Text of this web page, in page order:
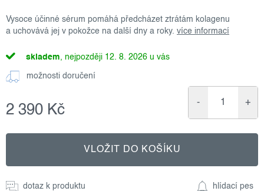
Vysoce účinné sérum pomáhá předcházet ztrátám kolagenu
a uchovává jej v pokožce na další dny a roky. více informací
skladem 12. 8. 2026
možnosti doručení
2 390 Kč
cena:
VLOŽIT DO KOŠÍKU
dotaz k produktu hlídací pes